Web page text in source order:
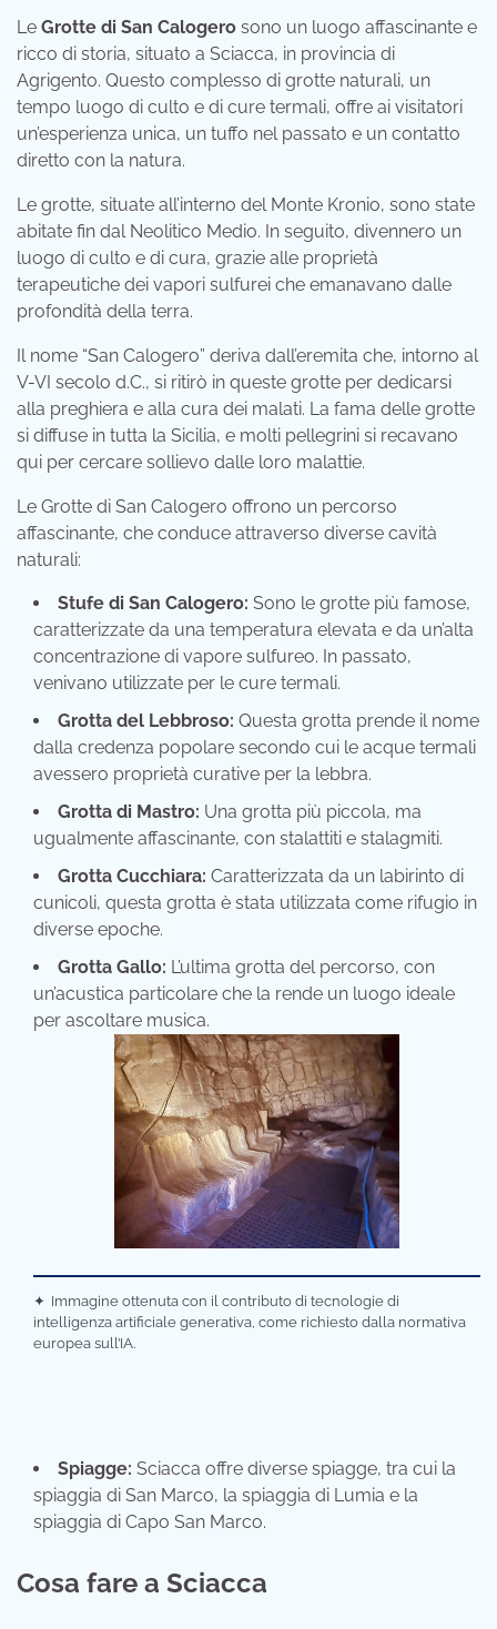
Le Grotte di San Calogero sono un luogo affascinante e
ricco di storia, situato a Sciacca, in provincia di
Agrigento. Questo complesso di grotte naturali, un
tempo luogo di culto e di cure termali, offre ai visitatori
un’esperienza unica, un tuffo nel passato e un contatto
diretto con la natura.
Le grotte, situate all’interno del Monte Kronio, sono state
abitate fin dal Neolitico Medio. In seguito, divennero un
luogo di culto e di cura, grazie alle proprietà
terapeutiche dei vapori sulfurei che emanavano dalle
profondità della terra.
Il nome “San Calogero” deriva dall’eremita che, intorno al
V-VI secolo d.C., si ritirò in queste grotte per dedicarsi
alla preghiera e alla cura dei malati. La fama delle grotte
si diffuse in tutta la Sicilia, e molti pellegrini si recavano
qui per cercare sollievo dalle loro malattie.
Le Grotte di San Calogero offrono un percorso
affascinante, che conduce attraverso diverse cavità
naturali:
Stufe di San Calogero: Sono le grotte più famose,
caratterizzate da una temperatura elevata e da un’alta
concentrazione di vapore sulfureo. In passato,
venivano utilizzate per le cure termali.
Grotta del Lebbroso: Questa grotta prende il nome
dalla credenza popolare secondo cui le acque termali
avessero proprietà curative per la lebbra.
Grotta di Mastro: Una grotta più piccola, ma
ugualmente affascinante, con stalattiti e stalagmiti.
Grotta Cucchiara: Caratterizzata da un labirinto di
cunicoli, questa grotta è stata utilizzata come rifugio in
diverse epoche.
Grotta Gallo: L’ultima grotta del percorso, con
un’acustica particolare che la rende un luogo ideale
per ascoltare musica.
✦ Immagine ottenuta con il contributo di tecnologie di
intelligenza artificiale generativa, come richiesto dalla normativa
europea sull’IA.
Spiagge: Sciacca offre diverse spiagge, tra cui la
spiaggia di San Marco, la spiaggia di Lumia e la
spiaggia di Capo San Marco.
Cosa fare a Sciacca